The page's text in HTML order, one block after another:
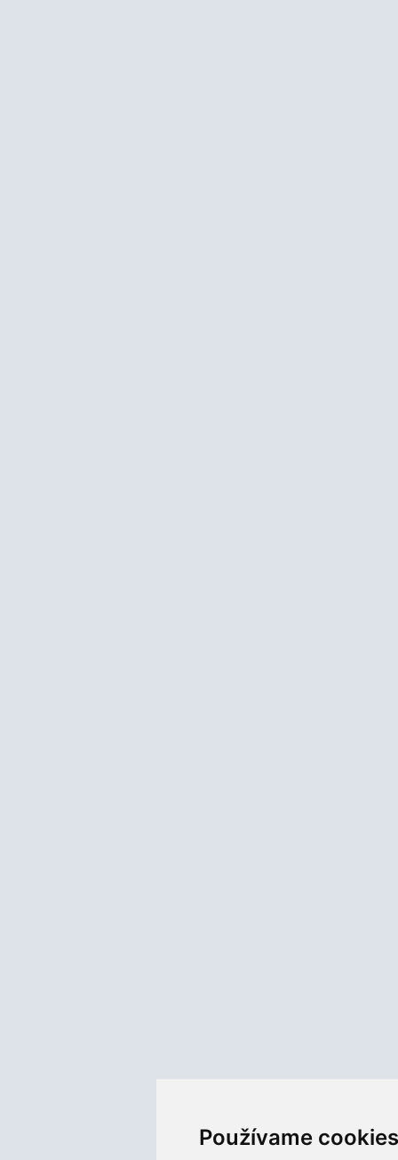
Používame cookies